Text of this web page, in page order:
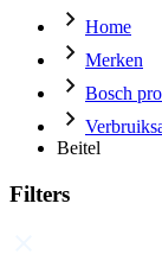
Home
Merken
Bosch
Beitel
Filters